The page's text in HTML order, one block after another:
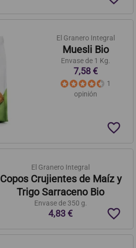
El Granero Integral
Muesli Bio
Envase de 1 Kg.
7,58 €
1
opinión
favorite_border
El Granero Integral
Copos Crujientes de Maíz y
Trigo Sarraceno Bio
Envase de 350 g.
4,83 € favorite_border